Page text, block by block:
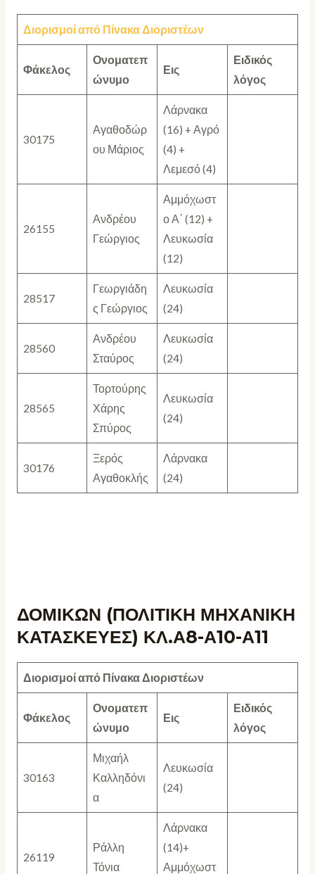
Διορισμοίαπό Πίνακα Διοριστέων
Φάκελος
Ονοματεπ
ώνυμο
Εις
Ειδικός
λόγος
30175
Αγαθοδώρ
ου Μάριος
Λάρνακα
(16) + Αγρό
(4) +
Λεμεσό (4)
26155
Ανδρέου
Γεώργιος
Αμμόχωστ
ο Α΄ (12) +
Λευκωσία
(12)
28517
Γεωργιάδη
ς Γεώργιος
Λευκωσία
(24)
28560
Ανδρέου
Σταύρος
Λευκωσία
(24)
28565
Τορτούρης
Χάρης
Σπύρος
Λευκωσία
(24)
30176
Ξερός
Αγαθοκλής
Λάρνακα
(24)
ΔΟΜΙΚΩΝ (ΠΟΛΙΤΙΚΗ ΜΗΧΑΝΙΚΗ
ΚΑΤΑΣΚΕΥΕΣ) ΚΛ.Α8-Α10-Α11
Διορισμοί από Πίνακα Διοριστέων
Φάκελος
Ονοματεπ
ώνυμο
Εις
Ειδικός
λόγος
30163
Μιχαήλ
Καλληδόνι
α
Λευκωσία
(24)
26119
Ράλλη
Τόνια
Λάρνακα
(14)+
Αμμόχωστ